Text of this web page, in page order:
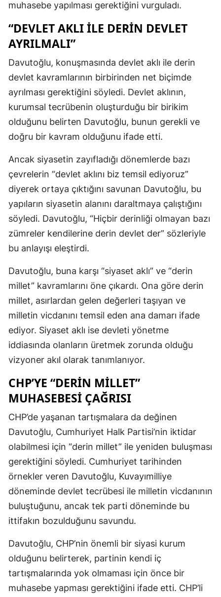
muhasebe yapılması gerektiğini vurguladı.
“DEVLET AKLI ILE DERIN DEVLET
AYRILMALI”
Davutoğlu, konuşmasında devlet aklı ile derin
devlet kavramlarının birbirinden net biçimde
ayrılması gerektiğini söyledi. Devlet aklının,
kurumsal tecrübenin oluşturduğu bir birikim
olduğunu belirten Davutoğlu, bunun gerekli ve
doğru bir kavram olduğunu ifade etti.
Ancak siyasetin zayıfladığı dönemlerde bazı
çevrelerin “devlet aklını biz temsil ediyoruz”
diyerek ortaya çıktığını savunan Davutoğlu, bu
yapıların siyasetin alanını daraltmaya çalıştığını
söyledi. Davutoğlu, “Hiçbir derinliği olmayan bazı
zümreler kendilerine derin devlet der” sözleriyle
bu anlayışı eleştirdi.
Davutoğlu, buna karşı “siyaset aklı” ve “derin
millet” kavramlarını öne çıkardı. Ona göre derin
millet, asırlardan gelen değerleri taşıyan ve
milletin vicdanını temsil eden ana damarı ifade
ediyor. Siyaset aklı ise devleti yönetme
iddiasında olanların üretmek zorunda olduğu
vizyoner akıl olarak tanımlanıyor.
CHP’YE “DERIN MILLET”
MUHASEBESI ÇAĞRISI
CHP’de yaşanan tartışmalara da değinen
Davutoğlu, Cumhuriyet Halk Partisi’nin iktidar
olabilmesi için “derin millet” ile yeniden buluşması
gerektiğini söyledi. Cumhuriyet tarihinden
örnekler veren Davutoğlu, Kuvayımilliye
döneminde devlet tecrübesi ile milletin vicdanının
buluştuğunu, ancak tek parti döneminde bu
ittifakın bozulduğunu savundu.
Davutoğlu, CHP’nin önemli bir siyasi kurum
olduğunu belirterek, partinin kendi iç
tartışmalarında yok olmaması için önce bir
muhasebe yapması gerektiğini ifade etti. CHP’li